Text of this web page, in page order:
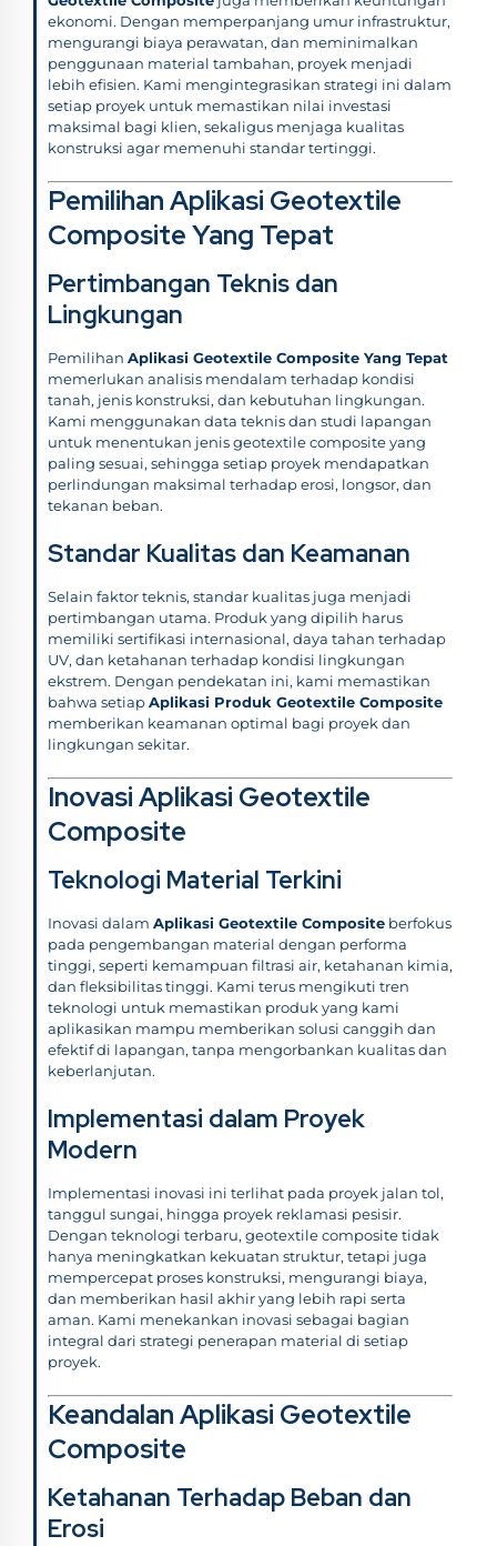
ekonomi. Dengan memperpanjang umur infrastruktur,
mengurangi biaya perawatan, dan meminimalkan
penggunaan material tambahan, proyek menjadi
lebih efisien. Kami mengintegrasikan strategi ini dalam
setiap proyek untuk memastikan nilai investasi
maksimal bagi klien, sekaligus menjaga kualitas
konstruksi agar memenuhi standar tertinggi.
Pemilihan Aplikasi Geotextile
Composite Yang Tepat
Pertimbangan Teknis dan
Lingkungan
Pemilihan Aplikasi Geotextile Composite Yang Tepat
memerlukan analisis mendalam terhadap kondisi
tanah, jenis konstruksi, dan kebutuhan lingkungan.
Kami menggunakan data teknis dan studi lapangan
untuk menentukan jenis geotextile composite yang
paling sesuai, sehingga setiap proyek mendapatkan
perlindungan maksimal terhadap erosi, longsor, dan
tekanan beban.
Standar Kualitas dan Keamanan
Selain faktor teknis, standar kualitas juga menjadi
pertimbangan utama. Produk yang dipilih harus
memiliki sertifikasi internasional, daya tahan terhadap
UV, dan ketahanan terhadap kondisi lingkungan
ekstrem. Dengan pendekatan ini, kami memastikan
bahwa setiapAplikasi Produk Geotextile Composite
memberikan keamanan optimal bagi proyek dan
lingkungan sekitar.
Inovasi Aplikasi Geotextile
Composite
Teknologi Material Terkini
Inovasi dalam Aplikasi Geotextile Composite berfokus
pada pengembangan material dengan performa
tinggi, seperti kemampuan filtrasi air, ketahanan kimia,
dan fleksibilitas tinggi. Kami terus mengikuti tren
teknologi untuk memastikan produk yang kami
aplikasikan mampu memberikan solusi canggih dan
efektif di lapangan, tanpa mengorbankan kualitas dan
keberlanjutan.
Implementasi dalam Proyek
Modern
Implementasi inovasi ini terlihat pada proyek jalan tol,
tanggul sungai, hingga proyek reklamasi pesisir.
Dengan teknologi terbaru, geotextile composite tidak
hanya meningkatkan kekuatan struktur, tetapi juga
mempercepat proses konstruksi, mengurangi biaya,
dan memberikan hasil akhir yang lebih rapi serta
aman. Kami menekankan inovasi sebagai bagian
integral dari strategi penerapan material di setiap
proyek.
Keandalan Aplikasi Geotextile
Composite
Ketahanan Terhadap Beban dan
Erosi